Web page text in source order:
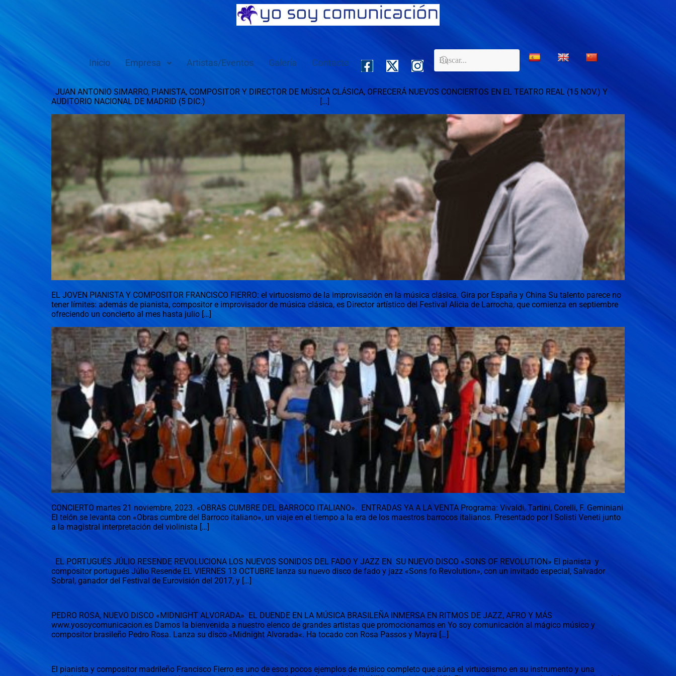
Inicio Empresa Artistas/Eventos Galería Contacto
JUAN ANTONIO SIMARRO, PIANISTA, COMPOSITOR Y DIRECTOR DE MÚSICA CLÁSICA, OFRECERÁ NUEVOS CONCIERTOS EN EL TEATRO REAL (15 NOV.) Y
AUDITORIO NACIONAL DE MADRID (5 DIC.) […]
EL JOVEN PIANISTA Y COMPOSITOR FRANCISCO FIERRO: el virtuosismo de la improvisación en la música clásica. Gira por España y China Su talento parece no
tener límites: además de pianista, compositor e improvisador de música clásica, es Director artístico del Festival Alicia de Larrocha, que comienza en septiembre
ofreciendo un concierto al mes hasta julio […]
CONCIERTO martes 21 noviembre, 2023. «OBRAS CUMBRE DEL BARROCO ITALIANO». ENTRADAS YA A LA VENTA Programa: Vivaldi, Tartini, Corelli, F. Geminiani
El telón se levanta con «Obras cumbre del Barroco italiano», un viaje en el tiempo a la era de los maestros barrocos italianos. Presentado por I Solisti Veneti junto
a la magistral interpretación del violinista […]
EL PORTUGUÉS JÚLIO RESENDE REVOLUCIONA LOS NUEVOS SONIDOS DEL FADO Y JAZZ EN SU NUEVO DISCO «SONS OF REVOLUTION» El pianista y
compositor portugués Júlio Resende EL VIERNES 13 OCTUBRE lanza su nuevo disco de fado y jazz «Sons fo Revolution», con un invitado especial, Salvador
Sobral, ganador del Festival de Eurovisión del 2017, y […]
PEDRO ROSA, NUEVO DISCO «MIDNIGHT ALVORADA» EL DUENDE EN LA MÚSICA BRASILEÑA INMERSA EN RITMOS DE JAZZ, AFRO Y MÁS
www.yosoycomunicacion.es Damos la bienvenida a nuestro elenco de grandes artistas que promocionamos en Yo soy comunicación al mágico músico y
compositor brasileño Pedro Rosa. Lanza su disco «Midnight Alvorada«. Ha tocado con Rosa Passos y Mayra […]
El pianista y compositor madrileño Francisco Fierro es uno de esos pocos ejemplos de músico completo que aúna el virtuosismo en su instrumento y una